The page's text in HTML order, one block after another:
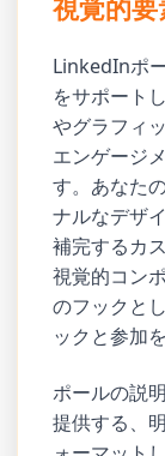
視覚的
LinkedInポ
をサポート
やグラフィ
エンゲージ
す。あなた
ナルなデザ
補完するカ
視覚的コン
のフックと
ックと参加
ポールの説
提供する、